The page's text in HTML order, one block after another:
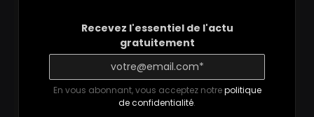
Recevez l'essentiel de l'actu
gratuitement
En vous abonnant, vous acceptez notrepolitique
de confidentialité.